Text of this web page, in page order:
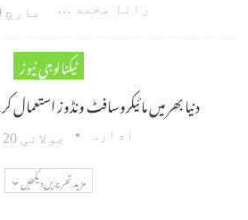
رانا محمد امین اکبر مارچ 10، 2025
ٹیکنالوجی نیوز
دنیا بھر میں مائیکروسافٹ ونڈوز
ادارہ جولائی 20، 2024
مزید تحریریں دیکھیں